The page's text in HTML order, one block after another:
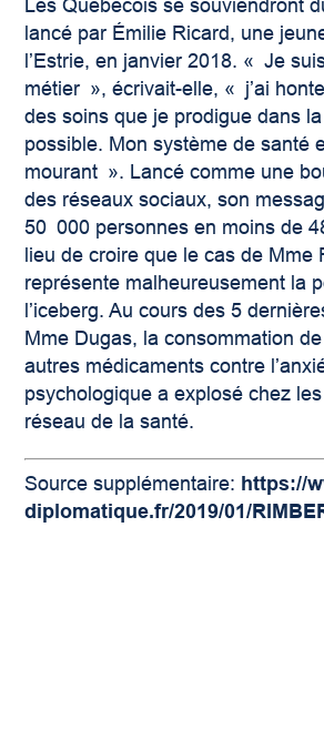
Les Québécois se souviendront
lancé par Émilie Ricard, une
l’Estrie, en janvier 2018. « Je
métier », écrivait-elle, « j’ai
des soins que je prodigue dans
possible. Mon système de santé
mourant ». Lancé comme une
des réseaux sociaux, son
50 000 personnes en moins de
lieu de croire que le cas de Mme
représente malheureusement la
l’iceberg. Au cours des 5
Mme Dugas, la consommation
autres médicaments contre
psychologique a explosé chez
réseau de la santé.
Source supplémentaire: https://
diplomatique.fr/2019/01/